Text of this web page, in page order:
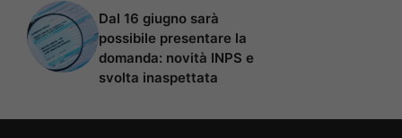
Dal 16 giugno sarà
possibile presentare la
domanda: novità INPS e
svolta inaspettata